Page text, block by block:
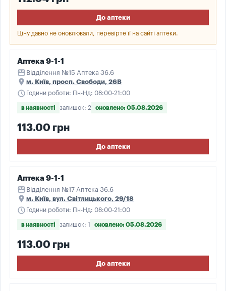
До аптеки
Ціну давно не оновлювали, перевірте її на сайті аптеки.
Аптека 9-1-1
storefront Відділення №15 Аптека 36.6
place м. Київ, просп. Свободи, 26В
schedule Години роботи: Пн-Нд: 08:00-21:00
в наявності залишок: 2 оновлено: 05.08.2026
113.00 грн
До аптеки
Аптека 9-1-1
storefront Відділення №17 Аптека 36.6
place м. Київ, вул. Світлицького, 29/18
schedule Години роботи: Пн-Нд: 08:00-21:00
в наявності залишок: 1 оновлено: 05.08.2026
113.00 грн
До аптеки